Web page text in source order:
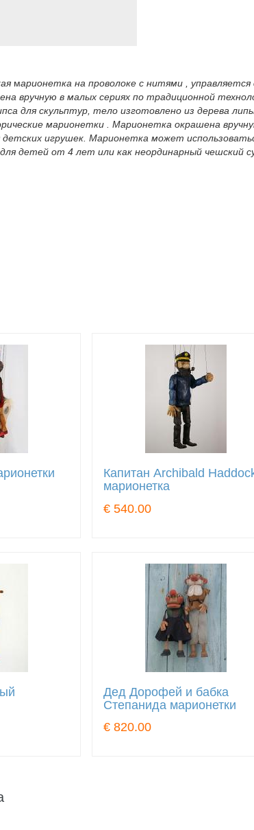
марионетка на проволоке с нитями ,
вручную в малых сериях по традиционной
для скульптур, тело изготовлено из дерева
марионетки . Марионетка окрашена
детских игрушек. Марионетка может
детей от 4 лет или как неординарный чешский
Капитан Archibald
марионетка
€ 540.00
Дед Дорофей и бабка
Степанида марионетки
€ 820.00